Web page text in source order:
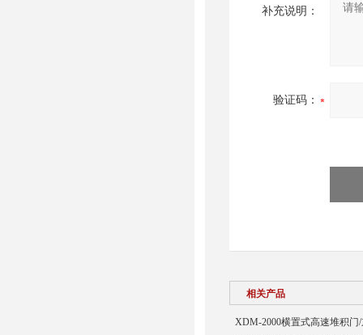
补充说明：
验证码：
相关产品
XDM-2000横置式高速堆积门